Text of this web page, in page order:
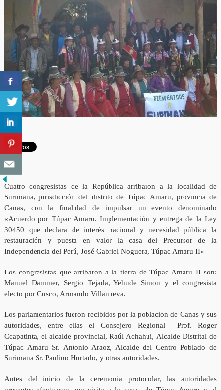
Cuatro congresistas de la República arribaron a la localidad de
Surimana, jurisdicción del distrito de Túpac Amaru, provincia de
Canas, con la finalidad de impulsar un evento denominado
«Acuerdo por Túpac Amaru. Implementación y entrega de la Ley
30450 que declara de interés nacional y necesidad pública la
restauración y puesta en valor la casa del Precursor de la
Independencia del Perú, José Gabriel Noguera, Túpac Amaru II»
Los congresistas que arribaron a la tierra de Túpac Amaru II son:
Manuel Dammer, Sergio Tejada, Yehude Simon y el congresista
electo por Cusco, Armando Villanueva.
Los parlamentarios fueron recibidos por la población de Canas y sus
autoridades, entre ellas el Consejero Regional Prof. Roger
Ccapatinta, el alcalde provincial, Raúl Achahui, Alcalde Distrital de
Túpac Amaru Sr. Antonio Araoz, Alcalde del Centro Poblado de
Surimana Sr. Paulino Hurtado, y otras autoridades.
Antes del inicio de la ceremonia protocolar, las autoridades